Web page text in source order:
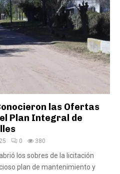
las Ofertas
Plan Integral de
0 380
los sobres de la licitación
plan de mantenimiento y